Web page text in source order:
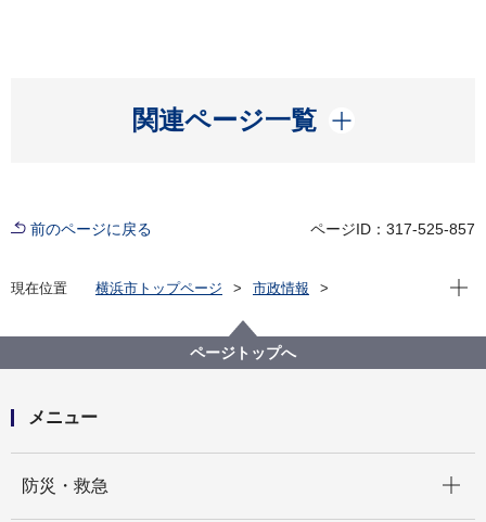
関連ページ一覧
開く
前のページに戻る ページID：317-525-857
現在位置 横浜市トップページ
市政情報
脱炭素・GREEN×EXPO推進局
記者発表 2025年度
令和８年度「ハマウィングサポーター」を募集します
現在
ページトップへ
メニュー
防災・救急